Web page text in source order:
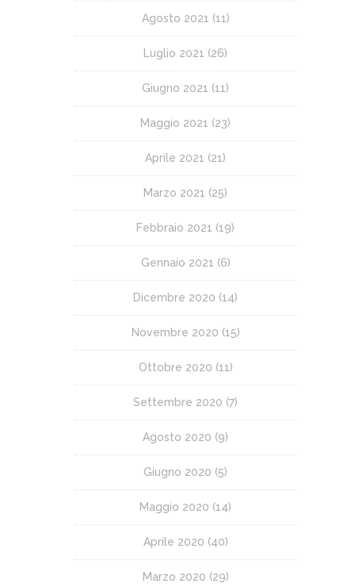
Agosto 2021 (11)
Luglio 2021 (26)
Giugno 2021 (11)
Maggio 2021 (23)
Aprile 2021 (21)
Marzo 2021 (25)
Febbraio 2021 (19)
Gennaio 2021 (6)
Dicembre 2020 (14)
Novembre 2020 (15)
Ottobre 2020 (11)
Settembre 2020 (7)
Agosto 2020 (9)
Giugno 2020 (5)
Maggio 2020 (14)
Aprile 2020 (40)
Marzo 2020 (29)